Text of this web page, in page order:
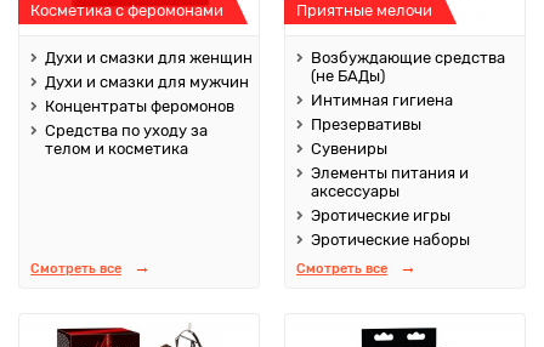
Косметика с феромонами
Духи и смазки для женщин
Духи и смазки для мужчин
Концентраты феромонов
Средства по уходу за
телом и косметика
Смотреть все
Приятные мелочи
Возбуждающие средства
(не БАДы)
Интимная гигиена
Презервативы
Сувениры
Элементы питания и
аксессуары
Эротические игры
Эротические наборы
Смотреть все